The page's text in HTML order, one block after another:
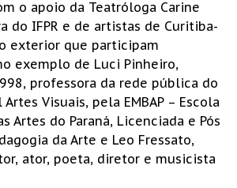
o apoio da Teatróloga Carine
do IFPR e de artistas de Curitiba-
exterior que participam
exemplo de Luci Pinheiro,
professora da rede pública do
Visuais, pela EMBAP – Escola
Artes do Paraná, Licenciada e Pós
da Arte e Leo Fressato,
ator, poeta, diretor e musicista